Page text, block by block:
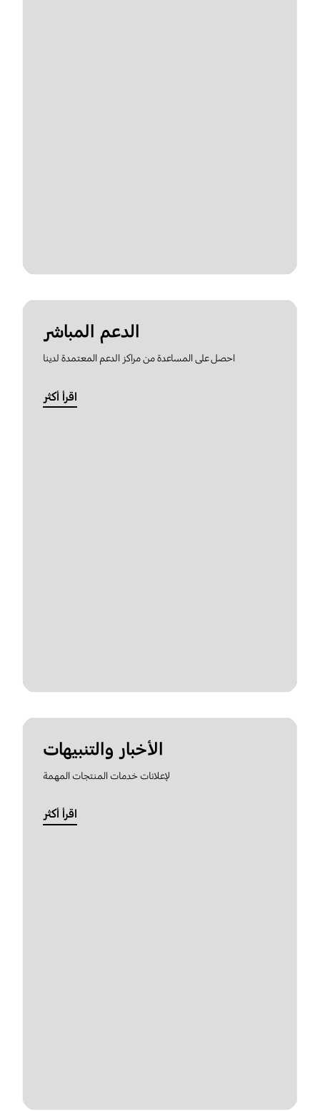
الدعم المباشر
احصل على المساعدة من مراكز الدعم المعتمدة لدينا
اقرأ أكثر
الأخبار والتنبيهات
لإعلانات خدمات المنتجات المهمة
اقرأ أكثر